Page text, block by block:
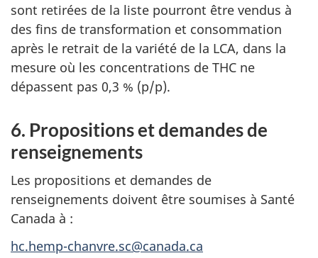
sont retirées de la liste pourront être vendus à
des fins de transformation et consommation
après le retrait de la variété de la LCA, dans la
mesure où les concentrations de THC ne
dépassent pas 0,3 % (p/p).
6. Propositions et demandes de
renseignements
Les propositions et demandes de
renseignements doivent être soumises à Santé
Canada à :
hc.hemp-chanvre.sc@canada.ca